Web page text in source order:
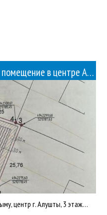
Продам торговое нежилое помещение в центре Алушты
Продам нежилое помещение в Крыму, центр г. Алушты, 3 этажа, общ.пл. 95.7 кв.м., кад. 90:15:030501:754, торговы...